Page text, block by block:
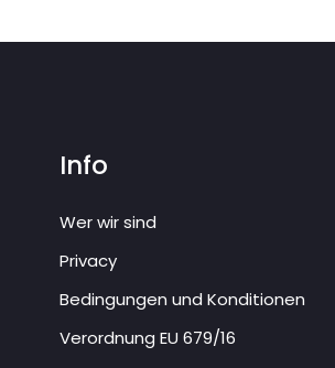
Info
Wer wir sind
Privacy
Bedingungen und Konditionen
Verordnung EU 679/16